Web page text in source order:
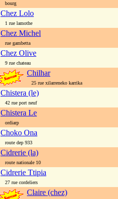
bourg
Chez Lolo
1 rue lamothe
Chez Michel
rue gambetta
Chez Olive
9 rue chateau
Chilhar
25 rue xilarreneko karrika
Chistera (le)
42 rue port neuf
Chistera Le
ordiarp
Choko Ona
route dep 933
Cidrerie (la)
route nationale 10
Cidrerie Ttipia
27 rue cordeliers
Claire (chez)